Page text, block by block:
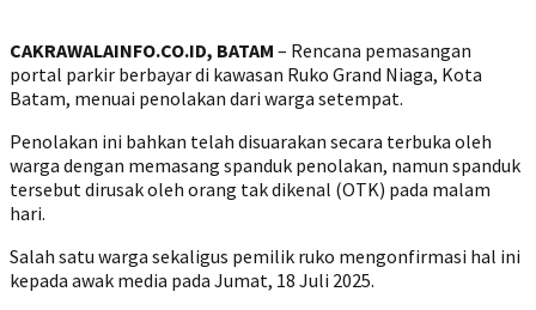
CAKRAWALAINFO.CO.ID, BATAM – Rencana pemasangan
portal parkir berbayar di kawasan Ruko Grand Niaga, Kota
Batam, menuai penolakan dari warga setempat.
Penolakan ini bahkan telah disuarakan secara terbuka oleh
warga dengan memasang spanduk penolakan, namun spanduk
tersebut dirusak oleh orang tak dikenal (OTK) pada malam
hari.
Salah satu warga sekaligus pemilik ruko mengonfirmasi hal ini
kepada awak media pada Jumat, 18 Juli 2025.